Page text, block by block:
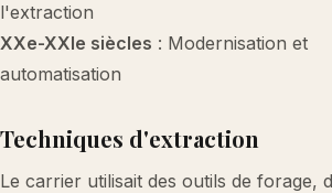
l'extraction
XXe-XXIe siècles : Modernisation et
automatisation
Techniques d'extraction
Le carrier utilisait des outils de forage,